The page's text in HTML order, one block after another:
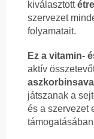
kiválasztott
szervezet
folyamatait.
Ez a vitamin-
aktív
játszanak a
és a szervezet